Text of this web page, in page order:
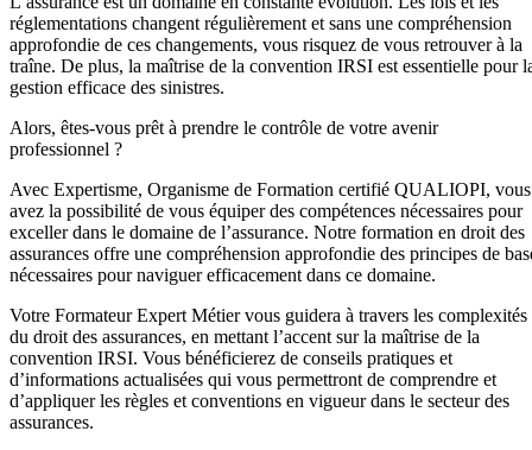
réglementations changent régulièrement et sans une compréhension
approfondie de ces changements, vous risquez de vous retrouver à la
traîne. De plus, la maîtrise de la convention IRSI est essentielle pour
gestion efficace des sinistres.
Alors, êtes-vous prêt à prendre le contrôle de votre avenir
professionnel ?
Avec Expertisme, Organisme de Formation certifié QUALIOPI, vous
avez la possibilité de vous équiper des compétences nécessaires pour
exceller dans le domaine de l’assurance. Notre formation en droit des
assurances offre une compréhension approfondie des principes de
nécessaires pour naviguer efficacement dans ce domaine.
Votre Formateur Expert Métier vous guidera à travers les complexités
du droit des assurances, en mettant l’accent sur la maîtrise de la
convention IRSI. Vous bénéficierez de conseils pratiques et
d’informations actualisées qui vous permettront de comprendre et
d’appliquer les règles et conventions en vigueur dans le secteur des
assurances.